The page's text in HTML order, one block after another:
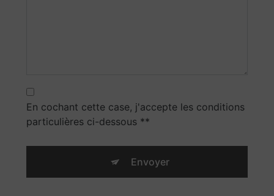
En cochant cette case, j'accepte les conditions
particulières ci-dessous **
Envoyer